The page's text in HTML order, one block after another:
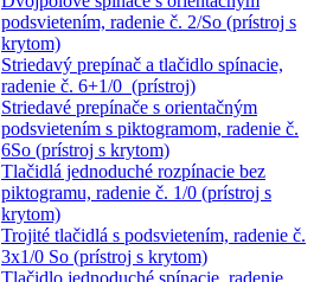
podsvietením, radenie č. 2/So (prístroj s
krytom)
Striedavý prepínač a tlačidlo spínacie,
radenie č. 6+1/0 (prístroj)
Striedavé prepínače s orientačným
podsvietením s piktogramom, radenie č.
6So (prístroj s krytom)
Tlačidlá jednoduché rozpínacie bez
piktogramu, radenie č. 1/0 (prístroj s
krytom)
Trojité tlačidlá s podsvietením, radenie č.
3x1/0 So (prístroj s krytom)
Tlačidlo jednoduché spínacie, radenie